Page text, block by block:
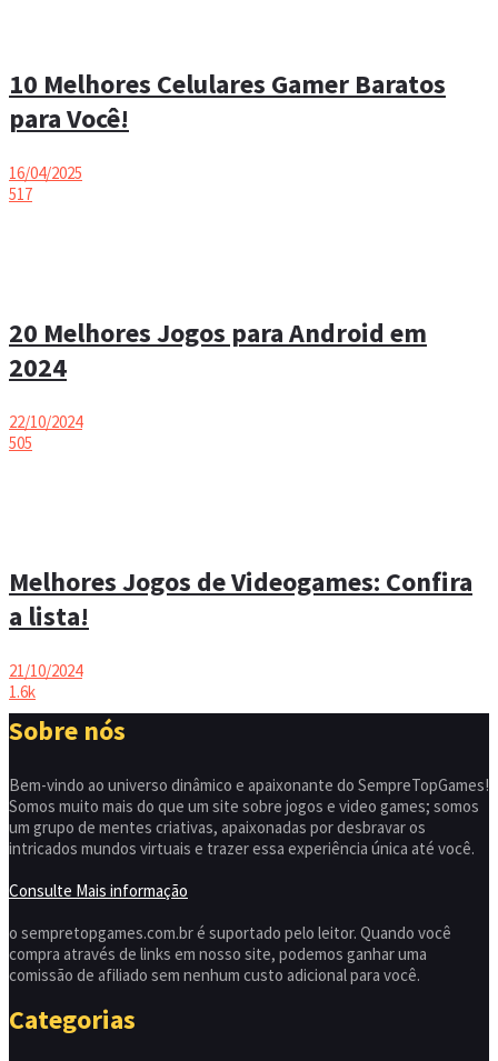
10 Melhores Celulares Gamer Baratos
para Você!
16/04/2025
517
20 Melhores Jogos para Android em
2024
22/10/2024
505
Melhores Jogos de Videogames: Confira
a lista!
21/10/2024
1.6k
Sobre nós
Bem-vindo ao universo dinâmico e apaixonante do SempreTopGames!
Somos muito mais do que um site sobre jogos e video games; somos
um grupo de mentes criativas, apaixonadas por desbravar os
intricados mundos virtuais e trazer essa experiência única até você.
Consulte Mais informação
o sempretopgames.com.br é suportado pelo leitor. Quando você
compra através de links em nosso site, podemos ganhar uma
comissão de afiliado sem nenhum custo adicional para você.
Categorias